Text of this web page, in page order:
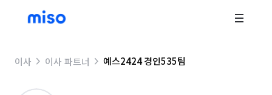
이사 이사 파트너 예스2424 경인535팀